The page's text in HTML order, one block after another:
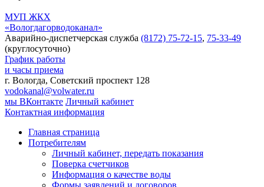
МУП ЖКХ
«Вологдагорводоканал»
Аварийно-диспетчерская служба (8172) 75-72-15, 75-33-49
(круглосуточно)
График работы
и часы приема
г. Вологда, Советский проспект 128
vodokanal@volwater.ru
мы ВКонтакте Личный кабинет
Контактная информация
Главная страница
Потребителям
Личный кабинет, передать показания
Поверка счетчиков
Информация о качестве воды
Формы заявлений и договоров